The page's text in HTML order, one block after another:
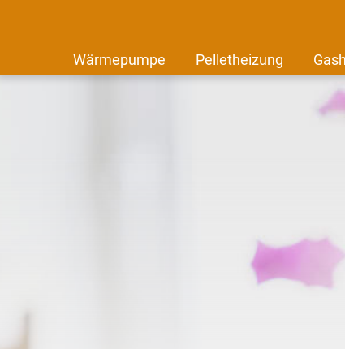
Wärmepumpe Pelletheizung